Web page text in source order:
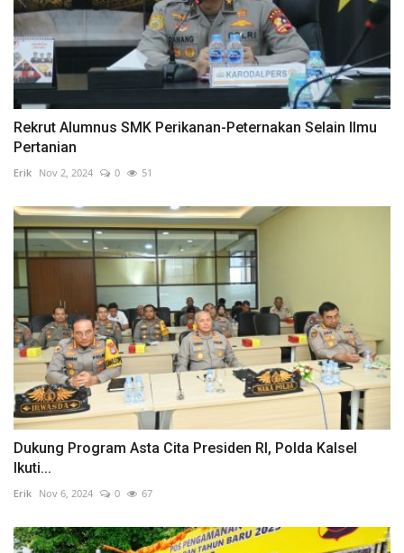
Rekrut Alumnus SMK Perikanan-Peternakan Selain Ilmu
Pertanian
Erik Nov 2, 2024 0 51
Dukung Program Asta Cita Presiden RI, Polda Kalsel
Ikuti...
Erik Nov 6, 2024 0 67